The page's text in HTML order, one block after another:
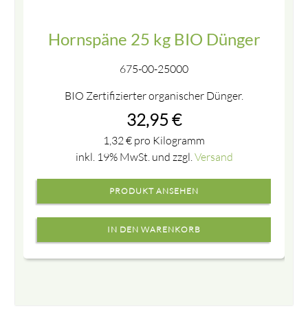
Hornspäne 25 kg BIO Dünger
675-00-25000
BIO Zertifizierter organischer Dünger.
32,95 €
1,32€ pro Kilogramm
inkl. 19% MwSt. und zzgl.Versand
PRODUKT ANSEHEN